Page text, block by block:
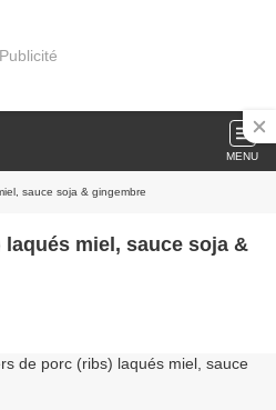
Publicité
MENU
sauce soja & gingembre
miel, sauce soja &